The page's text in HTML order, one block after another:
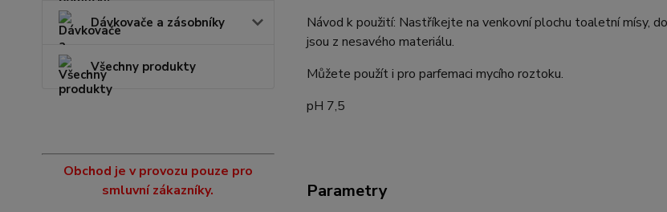
Dávkovače a zásobníky
Všechny produkty
Obchod je v provozu pouze pro
smluvní zákazníky.
Návod k použití: Nastříkejte na venkovní plochu toaletní mísy,
jsou z nesavého materiálu.
Můžete použít i pro parfemaci mycího roztoku.
pH 7,5​
Parametry